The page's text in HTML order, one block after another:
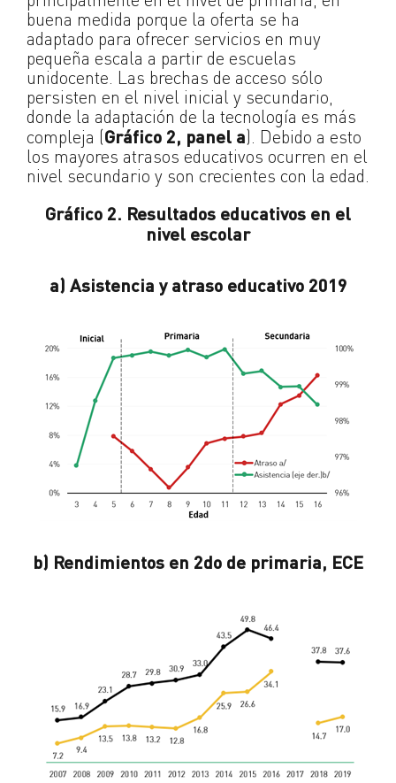
buena medida porque la oferta se ha
adaptado para ofrecer servicios en muy
pequeña escala a partir de escuelas
unidocente. Las brechas de acceso sólo
persisten en el nivel inicial y secundario,
donde la adaptación de la tecnología es más
compleja (Gráfico 2, panel a). Debido a esto
los mayores atrasos educativos ocurren en el
nivel secundario y son crecientes con la edad.
Gráfico 2. Resultados educativos en el
nivel escolar
a) Asistencia y atraso educativo 2019
b) Rendimientos en 2do de primaria, ECE